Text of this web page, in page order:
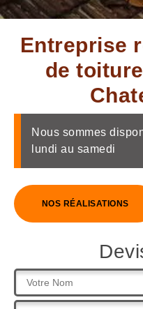
Entreprise
de
Nous sommes
lundi au samedi
NOS RÉALISATIONS